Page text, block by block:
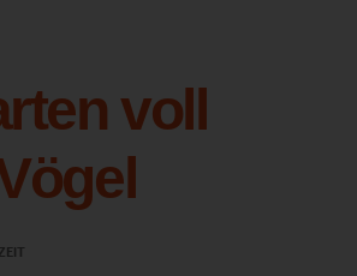
voll